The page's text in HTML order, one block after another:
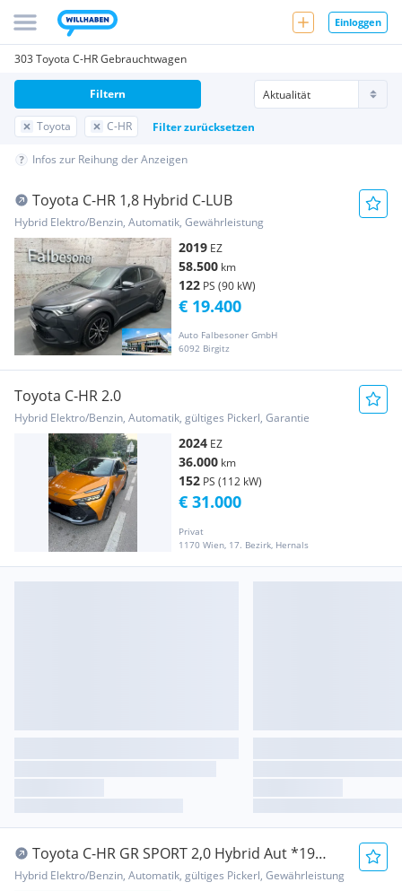
Einloggen
303 Toyota C-HR Gebrauchtwagen
Toyota C-HR Filter zurücksetzen
Filtern
Infos zur Reihung der Anzeigen
Toyota C-HR 1,8 Hybrid C-LUB
Hybrid Elektro/Benzin, Automatik, Gewährleistung
2019 EZ
58.500 km
122 PS (90 kW)
Auto Falbesoner GmbH
6092 Birgitz
€ 19.400
Toyota C-HR 2.0
Hybrid Elektro/Benzin, Automatik, gültiges Pickerl, Garantie
2024 EZ
36.000 km
152 PS (112 kW)
Privat
1170 Wien, 17. Bezirk, Hernals
€ 31.000
Toyota C-HR GR SPORT 2,0 Hybrid Aut *19
ZOLL / VOLL LE...
Hybrid Elektro/Benzin, Automatik, gültiges Pickerl, Gewährleistung